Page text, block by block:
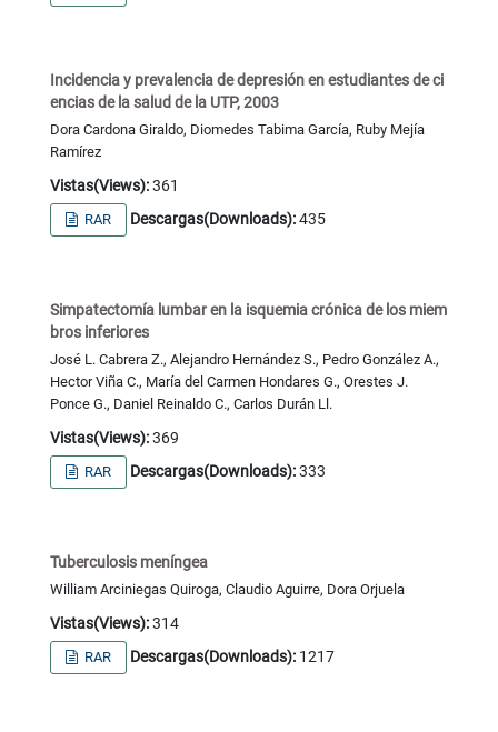
Incidencia y prevalencia de depresión en estudiantes de ci
encias de la salud de la UTP, 2003
Dora Cardona Giraldo, Diomedes Tabima García, Ruby Mejía
Ramírez
Vistas(Views):361
RAR Descargas(Downloads):435
Simpatectomía lumbar en la isquemia crónica de los miem
bros inferiores
José L. Cabrera Z., Alejandro Hernández S., Pedro González A.,
Hector Viña C., María del Carmen Hondares G., Orestes J.
Ponce G., Daniel Reinaldo C., Carlos Durán Ll.
Vistas(Views):369
RAR Descargas(Downloads):333
Tuberculosis meníngea
William Arciniegas Quiroga, Claudio Aguirre, Dora Orjuela
Vistas(Views):314
RAR Descargas(Downloads): 1217